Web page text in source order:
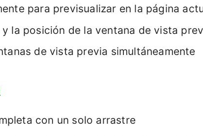
para previsualizar en la página
la posición de la ventana de vista
de vista previa simultáneamente
con un solo arrastre